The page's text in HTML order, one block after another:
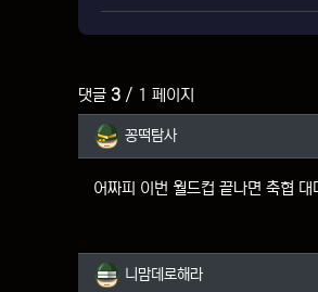
댓글 3 / 1 페이지
꽁떡탐사님의 댓글
꽁떡탐사
어짜피 이번 월드컵 끝나면 축협
니맘데로해라님의 댓
니맘데로해라